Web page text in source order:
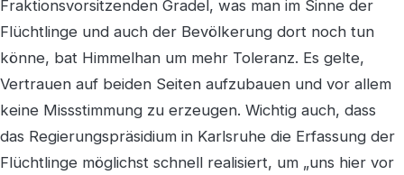
Fraktionsvorsitzenden Gradel, was man im Sinne der
Flüchtlinge und auch der Bevölkerung dort noch tun
könne, bat Himmelhan um mehr Toleranz. Es gelte,
Vertrauen auf beiden Seiten aufzubauen und vor allem
keine Missstimmung zu erzeugen. Wichtig auch, dass
das Regierungspräsidium in Karlsruhe die Erfassung der
Flüchtlinge möglichst schnell realisiert, um „uns hier vor